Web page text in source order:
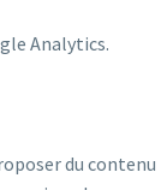
Analytics.
du contenu